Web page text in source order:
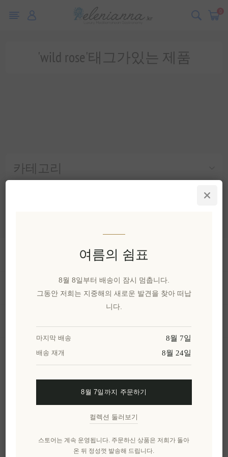
0
카테고리
'wild rose'태그가있는 제품
정보
내 계정
여름의 쉼표
8월 8일부터 배송이 잠시 멈춥니다.
그동안 저희는 지중해의 새로운 발견을 찾아 떠납
니다.
마지막 배송 8월 7일
배송 재개 8월 24일
8월 7일까지 주문하기
컬렉션 둘러보기
스토어는 계속 운영됩니다. 주문하신 상품은 저희가 돌아
온 뒤 정성껏 발송해 드립니다.